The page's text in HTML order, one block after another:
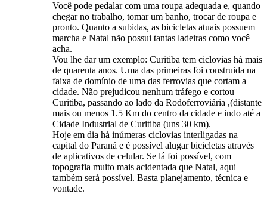
Você pode pedalar com uma roupa adequada e, quando
chegar no trabalho, tomar um banho, trocar de roupa e
pronto. Quanto a subidas, as bicicletas atuais possuem
marcha e Natal não possui tantas ladeiras como você
acha.
Vou lhe dar um exemplo: Curitiba tem ciclovias há mais
de quarenta anos. Uma das primeiras foi construida na
faixa de domínio de uma das ferrovias que cortam a
cidade. Não prejudicou nenhum tráfego e cortou
Curitiba, passando ao lado da Rodoferroviária ,(distante
mais ou menos 1.5 Km do centro da cidade e indo até a
Cidade Industrial de Curitiba (uns 30 km).
Hoje em dia há inúmeras ciclovias interligadas na
capital do Paraná e é possível alugar bicicletas através
de aplicativos de celular. Se lá foi possível, com
topografia muito mais acidentada que Natal, aqui
também será possível. Basta planejamento, técnica e
vontade.